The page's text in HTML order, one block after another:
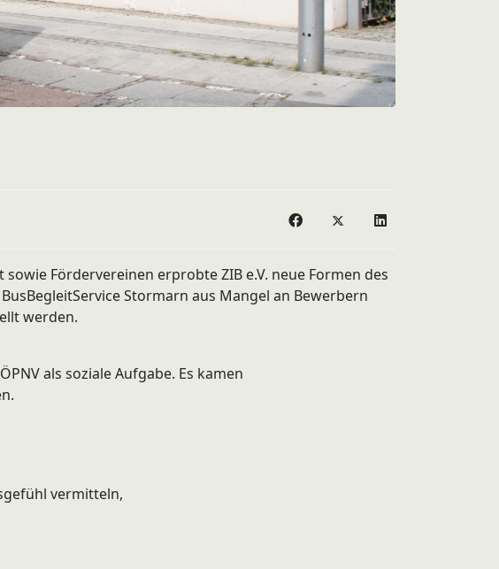
Fördervereinen erprobte ZIB e.V. neue Formen des
Stormarn aus Mangel an Bewerbern
werden.
als soziale Aufgabe. Es kamen
vermitteln,